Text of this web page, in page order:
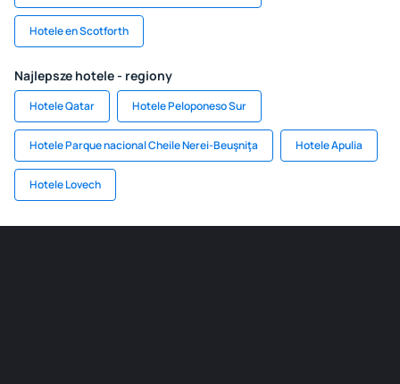
Hotele en Scotforth
Najlepsze hotele - regiony
Hotele Qatar Hotele Peloponeso Sur
Hotele Parque nacional Cheile Nerei-Beuşniţa Hotele Apulia
Hotele Lovech